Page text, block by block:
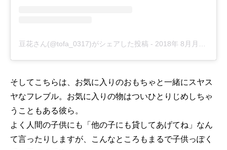
豆花さん(@tofa_0317)がシェアした投稿 - 2018年 8月月18日午後8時52分PDT
そしてこちらは、お気に入りのおもちゃと一緒にスヤス
ヤなフレブル。お気に入りの物はついひとりじめしちゃ
うこともある彼ら。
よく人間の子供にも「他の子にも貸してあげてね」なん
て言ったりしますが、こんなところもまるで子供っぽく